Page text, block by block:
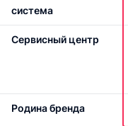
система
Сервисный центр
Родина бренда